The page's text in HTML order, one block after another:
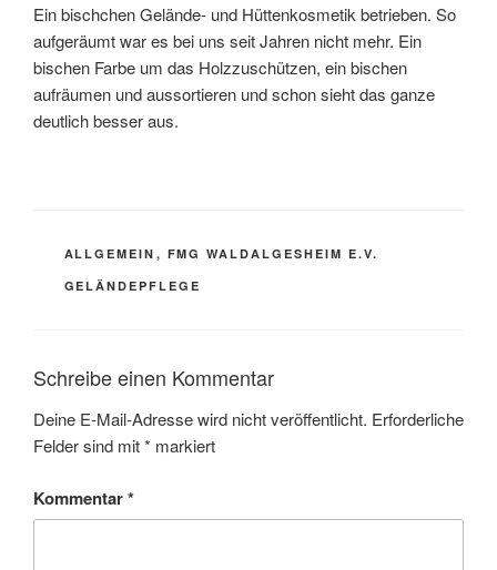
Ein bischchen Gelände- und Hüttenkosmetik betrieben. So
aufgeräumt war es bei uns seit Jahren nicht mehr. Ein
bischen Farbe um das Holzzuschützen, ein bischen
aufräumen und aussortieren und schon sieht das ganze
deutlich besser aus.
KATEGORIEN
ALLGEMEIN , FMG WALDALGESHEIM E.V.
SCHLAGWÖRTER
GELÄNDEPFLEGE
Schreibe einen Kommentar
Deine E-Mail-Adresse wird nicht veröffentlicht. Erforderliche
Felder sind mit* markiert
Kommentar*